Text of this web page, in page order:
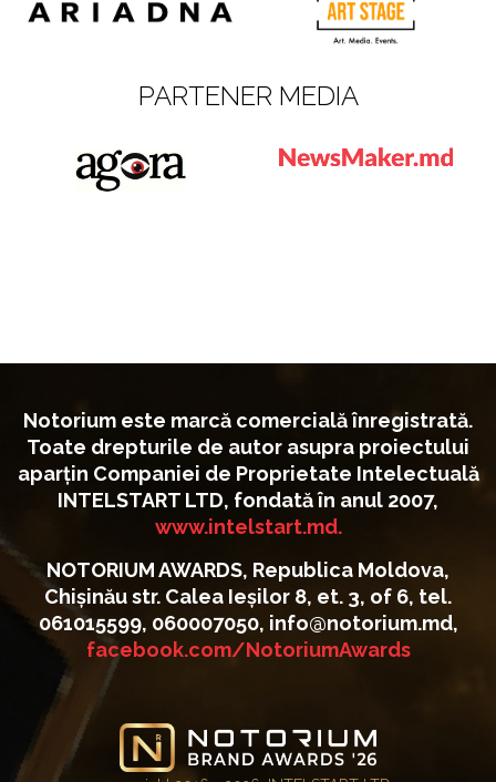
PARTENER MEDIA
Notorium este marcă comercială înregistrată.
Toate drepturile de autor asupra proiectului
aparțin Companiei de Proprietate Intelectuală
INTELSTART LTD, fondată în anul 2007,
www.intelstart.md.
NOTORIUM AWARDS, Republica Moldova,
Chișinău str. Calea Ieșilor 8, et. 3, of 6, tel.
061015599, 060007050, info@notorium.md,
facebook.com/NotoriumAwards